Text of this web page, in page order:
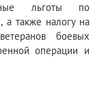
льготы по
а также налогу на
боевых
операции и